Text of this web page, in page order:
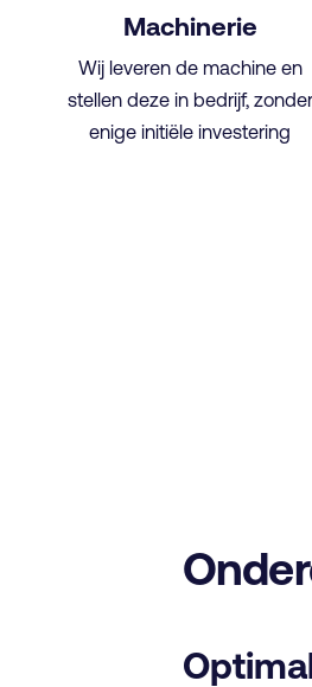
Machinerie
Wij leveren de machine en
stellen deze in bedrijf, zonder
enige initiële investering